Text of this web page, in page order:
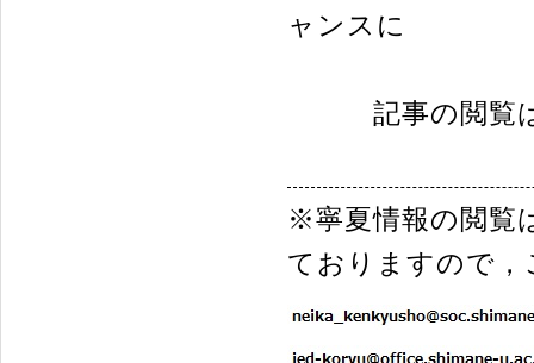
ャンスに
記事の閲
※寧夏情報の閲覧
ておりますので，